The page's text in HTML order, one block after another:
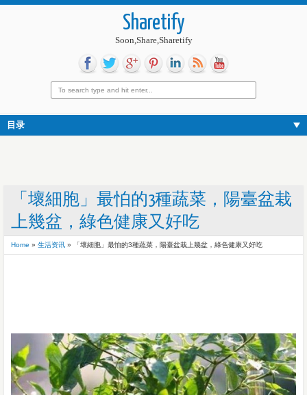
Sharetify
Soon,Share,Sharetify
目录
「壞細胞」最怕的3種蔬菜，陽臺盆栽
上幾盆，綠色健康又好吃
Home » 生活资讯 » 「壞細胞」最怕的3種蔬菜，陽臺盆栽上幾盆，綠色健康又好吃